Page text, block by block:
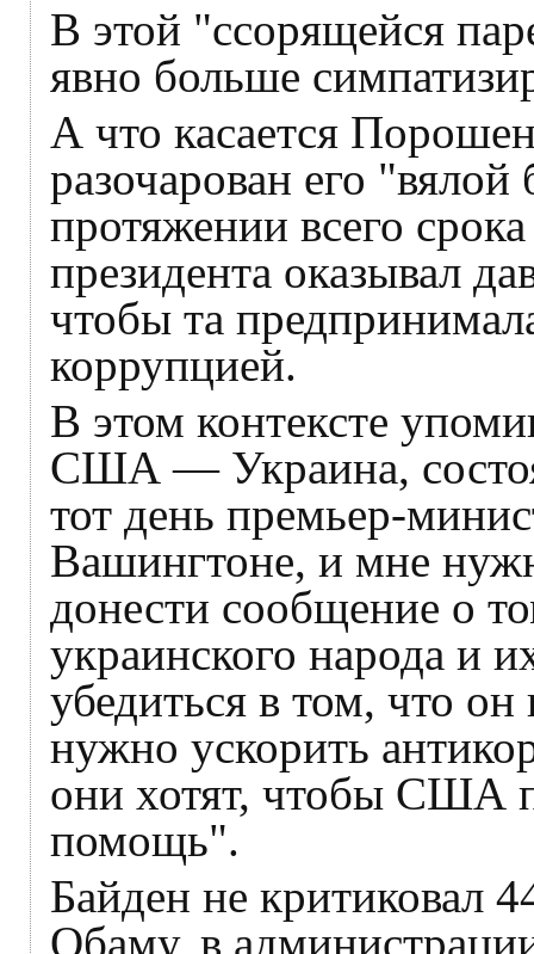
В этой "ссорящейся
явно больше
А что касается
разочарован его
протяжении всего
президента оказывал
чтобы та
коррупцией.
В этом контексте
США — Украина,
тот день премьер-
Вашингтоне, и мне
донести сообщение о
украинского народа и
убедиться в том, что
нужно ускорить
они хотят, чтобы США
помощь".
Байден не критиковал
Обаму, в